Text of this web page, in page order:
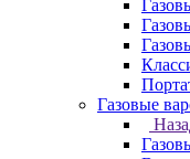
Газовые